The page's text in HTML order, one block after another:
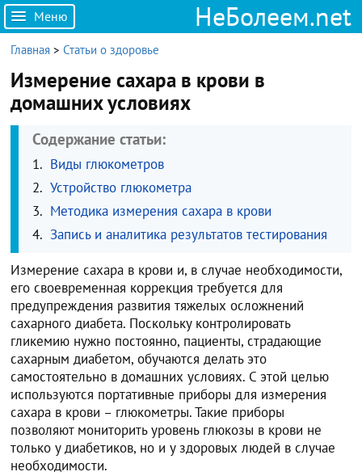
Меню НеБолеем.net
Главная >Статьи о здоровье
Измерение сахара в крови в
домашних условиях
Содержание статьи:
Виды глюкометров
Устройство глюкометра
Методика измерения сахара в крови
Запись и аналитика результатов тестирования
Измерение сахара в крови и, в случае необходимости,
его своевременная коррекция требуется для
предупреждения развития тяжелых осложнений
сахарного диабета. Поскольку контролировать
гликемию нужно постоянно, пациенты, страдающие
сахарным диабетом, обучаются делать это
самостоятельно в домашних условиях. С этой целью
используются портативные приборы для измерения
сахара в крови – глюкометры. Такие приборы
позволяют мониторить уровень глюкозы в крови не
только у диабетиков, но и у здоровых людей в случае
необходимости.